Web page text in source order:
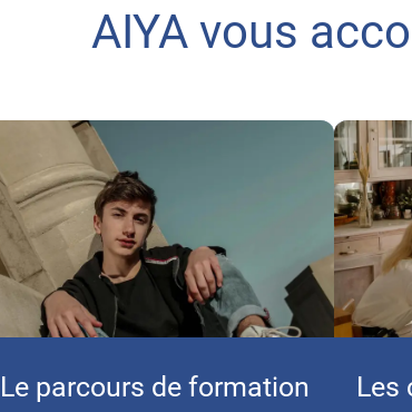
AIYA vous
Le parcours de formation Les